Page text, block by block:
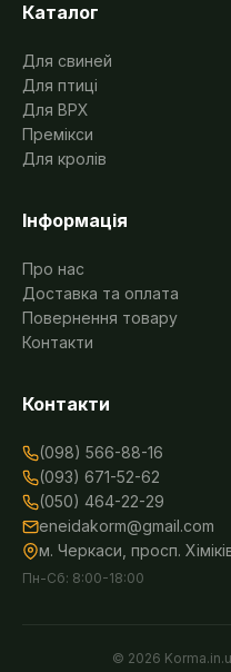
Каталог
Для свиней
Для птиці
Для ВРХ
Премікси
Для кролів
Інформація
Про нас
Доставка та оплата
Повернення товару
Контакти
Контакти
(098) 566-88-16
(093) 671-52-62
(050) 464-22-29
eneidakorm@gmail.com
м. Черкаси, просп.
Пн-Сб: 8:00-18:00
© 2026